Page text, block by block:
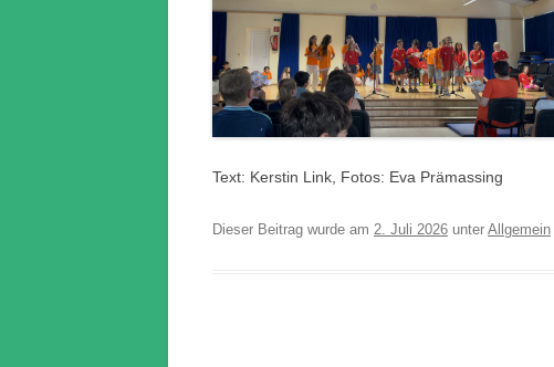
Text: Kerstin Link, Fotos: Eva Prämassing
Dieser Beitrag wurde am 2. Juli 2026 unter Allgemein